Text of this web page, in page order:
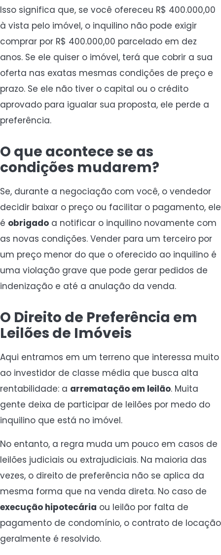
Isso significa que, se você ofereceu R$ 400.000,00
à vista pelo imóvel, o inquilino não pode exigir
comprar por R$ 400.000,00 parcelado em dez
anos. Se ele quiser o imóvel, terá que cobrir a sua
oferta nas exatas mesmas condições de preço e
prazo. Se ele não tiver o capital ou o crédito
aprovado para igualar sua proposta, ele perde a
preferência.
O que acontece se as
condições mudarem?
Se, durante a negociação com você, o vendedor
decidir baixar o preço ou facilitar o pagamento, ele
é obrigado a notificar o inquilino novamente com
as novas condições. Vender para um terceiro por
um preço menor do que o oferecido ao inquilino é
uma violação grave que pode gerar pedidos de
indenização e até a anulação da venda.
O Direito de Preferência em
Leilões de Imóveis
Aqui entramos em um terreno que interessa muito
ao investidor de classe média que busca alta
rentabilidade: a arrematação em leilão. Muita
gente deixa de participar de leilões por medo do
inquilino que está no imóvel.
No entanto, a regra muda um pouco em casos de
leilões judiciais ou extrajudiciais. Na maioria das
vezes, o direito de preferência não se aplica da
mesma forma que na venda direta. No caso de
execução hipotecária ou leilão por falta de
pagamento de condomínio, o contrato de locação
geralmente é resolvido.